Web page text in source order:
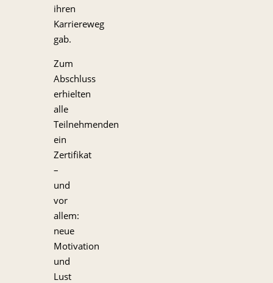
ihren
Karriereweg
gab.
Zum
Abschluss
erhielten
alle
Teilnehmenden
ein
Zertifikat
–
und
vor
allem:
neue
Motivation
und
Lust